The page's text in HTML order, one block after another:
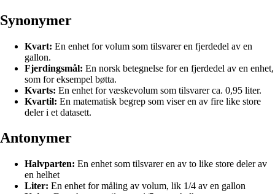
Synonymer
Kvart: En enhet for volum som tilsvarer en fjerdedel av en
gallon.
Fjerdingsmål: En norsk betegnelse for en fjerdedel av en enhet,
som for eksempel bøtta.
Kvarts: En enhet for væskevolum som tilsvarer ca. 0,95 liter.
Kvartil: En matematisk begrep som viser en av fire like store
deler i et datasett.
Antonymer
Halvparten: En enhet som tilsvarer en av to like store deler av
en helhet
Liter: En enhet for måling av volum, lik 1/4 av en gallon